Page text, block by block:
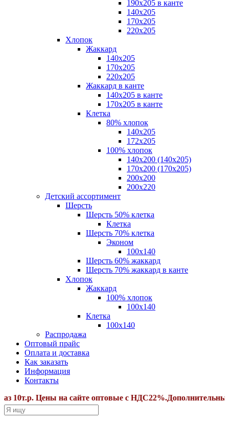
190х205 в канте
140х205
170х205
220х205
Хлопок
Жаккард
140x205
170х205
220х205
Жаккард в канте
140х205 в канте
170х205 в канте
Клетка
80% хлопок
140x205
172х205
100% хлопок
140x200 (140х205)
170x200 (170х205)
200х200
200х220
Детский ассортимент
Шерсть
Шерсть 50% клетка
Клетка
Шерсть 70% клетка
Эконом
100x140
Шерсть 60% жаккард
Шерсть 70% жаккард в канте
Хлопок
Жаккард
100% хлопок
100x140
Клетка
100х140
Распродажа
Оптовый прайс
Оплата и доставка
Как заказать
Информация
Контакты
Цены на сайте оптовые с НДС22%.Дополнительные